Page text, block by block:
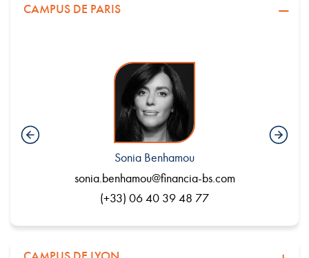
CAMPUS DE PARIS
Sonia Benhamou
sonia.benhamou@financia-bs.com
(+33) 06 40 39 48 77